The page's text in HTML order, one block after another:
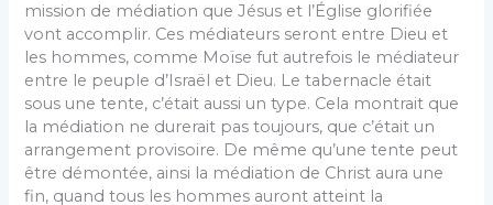
mission de médiation que Jésus et l’Église glorifiée
vont accomplir. Ces médiateurs seront entre Dieu et
les hommes, comme Moïse fut autrefois le médiateur
entre le peuple d’Israël et Dieu. Le tabernacle était
sous une tente, c’était aussi un type. Cela montrait que
la médiation ne durerait pas toujours, que c’était un
arrangement provisoire. De même qu’une tente peut
être démontée, ainsi la médiation de Christ aura une
fin, quand tous les hommes auront atteint la